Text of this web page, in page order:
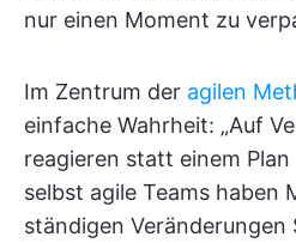
nur einen Moment zu
Im Zentrum der agilen
einfache Wahrheit: „Auf
reagieren statt einem Plan
selbst agile Teams haben
ständigen